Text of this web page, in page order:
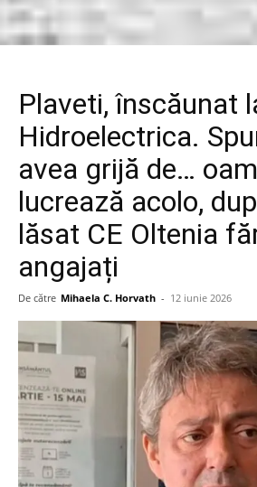
Plaveti, înscăunat
Hidroelectrica.
avea grijă de…
lucrează acolo,
lăsat CE Oltenia
angajați
De către Mihaela C. Horvath - 12 iunie 2026